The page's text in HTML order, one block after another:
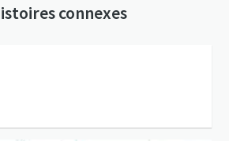
connexes